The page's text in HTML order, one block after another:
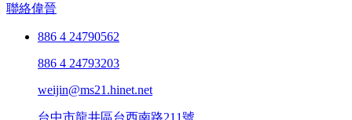
聯絡偉晉
886 4 24790562
886 4 24793203
weijin@ms21.hinet.net